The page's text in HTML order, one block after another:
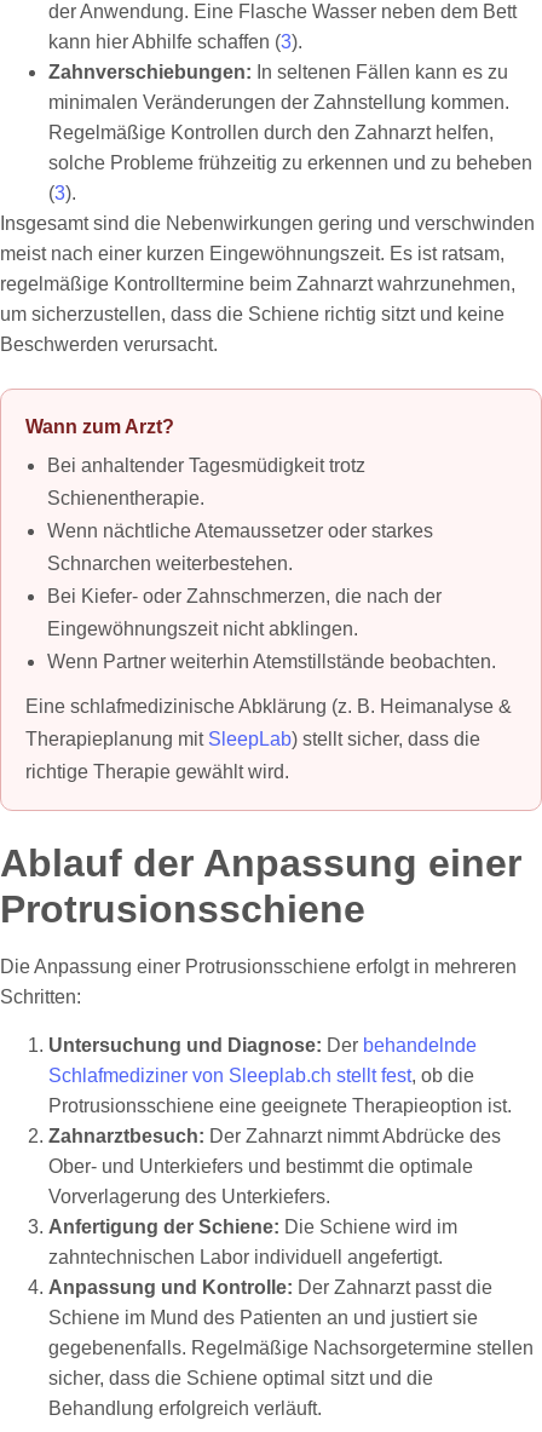
der Anwendung. Eine Flasche Wasser neben dem Bett
kann hier Abhilfe schaffen (3).
Zahnverschiebungen: In seltenen Fällen kann es zu
minimalen Veränderungen der Zahnstellung kommen.
Regelmäßige Kontrollen durch den Zahnarzt helfen,
solche Probleme frühzeitig zu erkennen und zu beheben
(3).
Insgesamt sind die Nebenwirkungen gering und verschwinden
meist nach einer kurzen Eingewöhnungszeit. Es ist ratsam,
regelmäßige Kontrolltermine beim Zahnarzt wahrzunehmen,
um sicherzustellen, dass die Schiene richtig sitzt und keine
Beschwerden verursacht.
Wann zum Arzt?
Bei anhaltender Tagesmüdigkeit trotz
Schienentherapie.
Wenn nächtliche Atemaussetzer oder starkes
Schnarchen weiterbestehen.
Bei Kiefer- oder Zahnschmerzen, die nach der
Eingewöhnungszeit nicht abklingen.
Wenn Partner weiterhin Atemstillstände beobachten.
Eine schlafmedizinische Abklärung (z. B. Heimanalyse &
Therapieplanung mit SleepLab) stellt sicher, dass die
richtige Therapie gewählt wird.
Ablauf der Anpassung einer
Protrusionsschiene
Die Anpassung einer Protrusionsschiene erfolgt in mehreren
Schritten:
Untersuchung und Diagnose: Der behandelnde
Schlafmediziner von Sleeplab.ch stellt fest, ob die
Protrusionsschiene eine geeignete Therapieoption ist.
Zahnarztbesuch: Der Zahnarzt nimmt Abdrücke des
Ober- und Unterkiefers und bestimmt die optimale
Vorverlagerung des Unterkiefers.
Anfertigung der Schiene: Die Schiene wird im
zahntechnischen Labor individuell angefertigt.
Anpassung und Kontrolle: Der Zahnarzt passt die
Schiene im Mund des Patienten an und justiert sie
gegebenenfalls. Regelmäßige Nachsorgetermine stellen
sicher, dass die Schiene optimal sitzt und die
Behandlung erfolgreich verläuft.